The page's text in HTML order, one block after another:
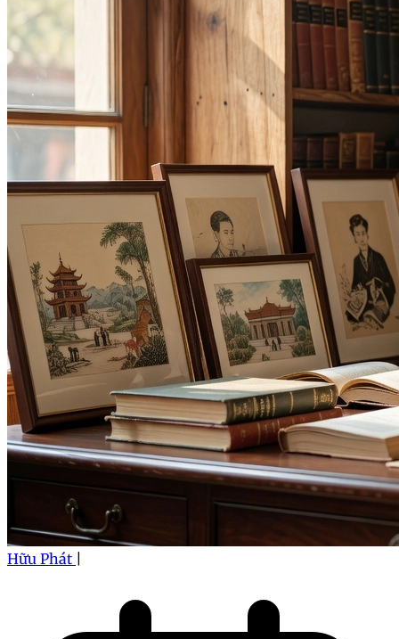
Hữu Phát